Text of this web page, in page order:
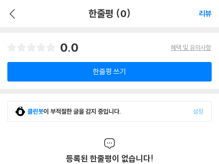
한줄평 (0) 리뷰
0.0 혜택 및 유의사항
한줄평 쓰기
클린봇이 부적절한 글을 감지 중입니다. 설정
등록된 한줄평이 없습니다!